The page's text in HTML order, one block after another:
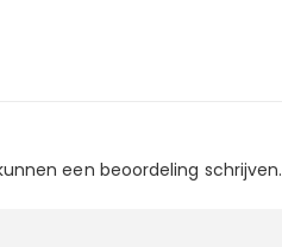
een beoordeling schrijven.